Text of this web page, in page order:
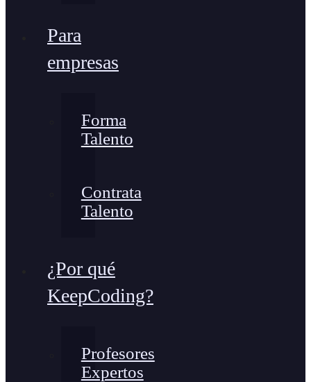
Para
empresas
Forma
Talento
Contrata
Talento
¿Por qué
KeepCoding?
Profesores
Expertos